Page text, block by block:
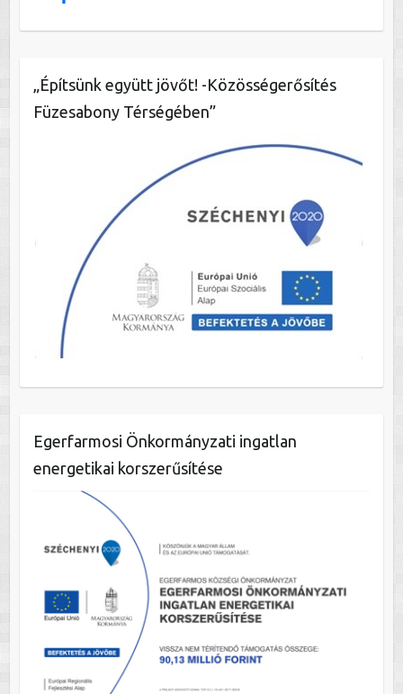
„Építsünk együtt jövőt! -Közösségerősítés
Füzesabony Térségében”
Egerfarmosi Önkormányzati ingatlan
energetikai korszerűsítése